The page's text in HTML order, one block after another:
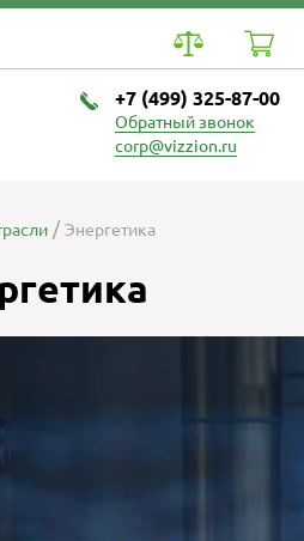
+7 (499) 325-87-00
Обратный звонок
corp@vizzion.ru
Энергетика